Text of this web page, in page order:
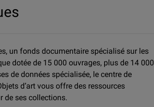
un fonds documentaire spécialisé sur les
dotée de 15 000 ouvrages, plus de 14 000
de données spécialisée, le centre de
d’art vous offre des ressources
de ses collections.